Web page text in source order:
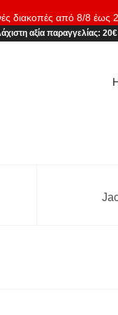
διακοπές από 8/8
αξία παραγγελίας: 20€|